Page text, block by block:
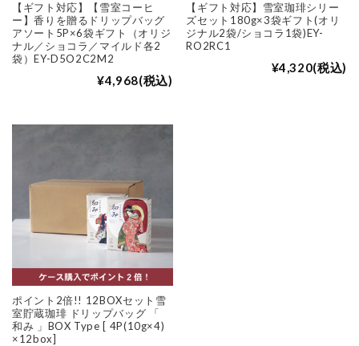
【ギフト対応】【雪室コーヒ
ー】香りを贈るドリップバッグ
アソート5P×6袋ギフト（オリジ
ナル／ショコラ／マイルド各2
袋）EY-D5O2C2M2
¥4,968(税込)
【ギフト対応】雪室珈琲シリー
ズセット180g×3袋ギフト(オリ
ジナル2袋/ショコラ1袋)EY-
RO2RC1
¥4,320(税込)
ポイント2倍!! 12BOXセット雪
室貯蔵珈琲 ドリップバッグ 「
和み 」BOX Type [ 4P(10g×4)
×12box]